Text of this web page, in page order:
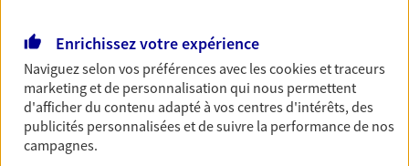
Multirisque Entreprise
Gagnez en simplicité et en sérénité avec votre
assurance multirisque entreprise. Un contrat
unique pour protéger vos locaux, matériels pro,
équipements et stocks… sans oublier votre
responsabilité civile.
Enrichissez votre expérience
Naviguez selon vos préférences avec lescookies et traceurs
marketing et de personnalisation qui nous permettent
d'afficher du contenu adapté à vos centres d'intérêts, des
publicités personnalisées et de suivre la performance de nos
campagnes.